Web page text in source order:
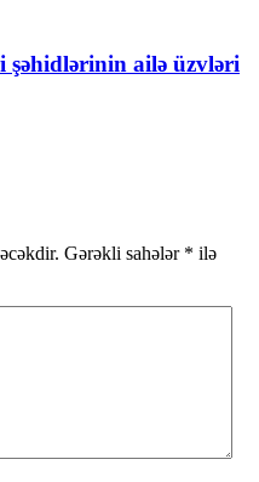
şəhidlərinin ailə üzvləri
Gərəkli sahələr * ilə